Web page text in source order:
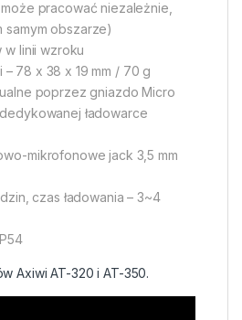
pracować niezależnie,
samym obszarze)
w linii wzroku
– 78 x 38 x 19 mm / 70 g
poprzez gniazdo Micro
ładowarce
mikrofonowe jack 3,5 mm
czas ładowania – 3~4
Axiwi AT-320 i AT-350.